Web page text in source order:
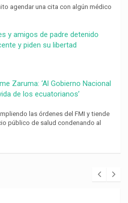
agendar una cita con algún médico
y amigos de padre detenido
y piden su libertad
Zaruma: ‘Al Gobierno Nacional
de los ecuatorianos’
las órdenes del FMI y tiende
público de salud condenando al